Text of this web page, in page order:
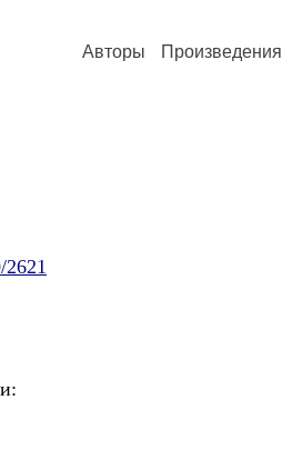
Авторы Произведения